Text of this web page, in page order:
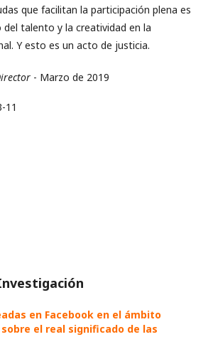
que facilitan la participación plena es
del talento y la creatividad en la
Y esto es un acto de justicia.
- Marzo de 2019
11
en Facebook en el ámbito
el real significado de las